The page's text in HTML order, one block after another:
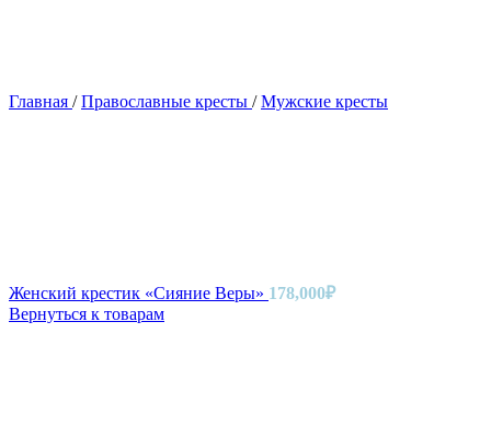
Главная / Православные кресты / Мужские кресты
Женский крестик «Сияние Веры» 178,000₽
Вернуться к товарам